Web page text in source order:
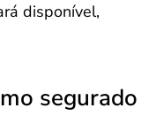
disponível,
segurado